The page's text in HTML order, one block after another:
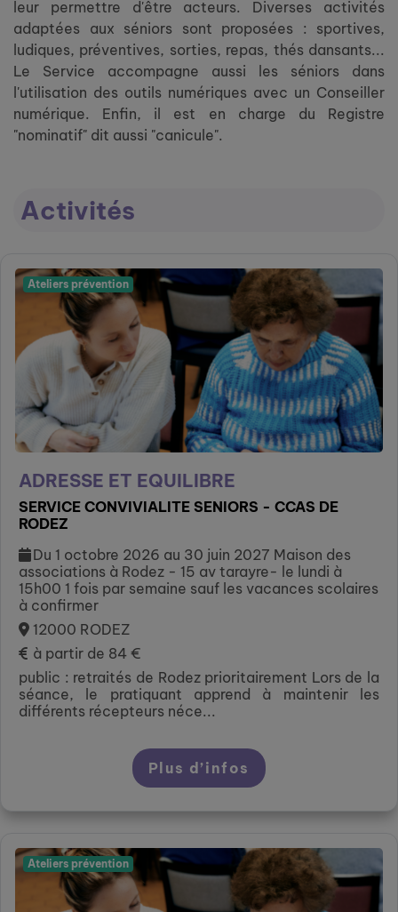
leur permettre d'être acteurs. Diverses activités
adaptées aux séniors sont proposées : sportives,
ludiques, préventives, sorties, repas, thés dansants...
Le Service accompagne aussi les séniors dans
l'utilisation des outils numériques avec un Conseiller
numérique. Enfin, il est en charge du Registre
"nominatif" dit aussi "canicule".
Activités
Ateliers prévention
ADRESSE ET EQUILIBRE
SERVICE CONVIVIALITE SENIORS - CCAS DE
RODEZ
Du 1 octobre 2026 au 30 juin 2027 Maison des
associations à Rodez - 15 av tarayre- le lundi à
15h00 1 fois par semaine sauf les vacances scolaires
à confirmer
12000 RODEZ
à partir de 84 €
public : retraités de Rodez prioritairement Lors de la
séance, le pratiquant apprend à maintenir les
différents récepteurs néce...
Plus d’infos
Ateliers prévention